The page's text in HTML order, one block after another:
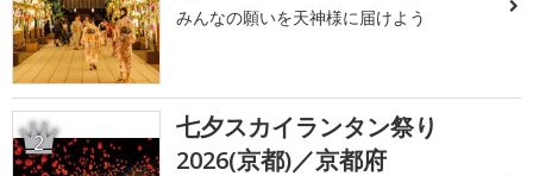
みんなの願いを天神様に届けよう
2
七夕スカイランタン祭り
2026(京都)／京都府